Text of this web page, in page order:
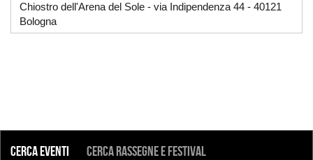
Chiostro dell'Arena del Sole - via Indipendenza 44 - 40121
Bologna
COSA
Cerca eventi Cerca rassegne e festival